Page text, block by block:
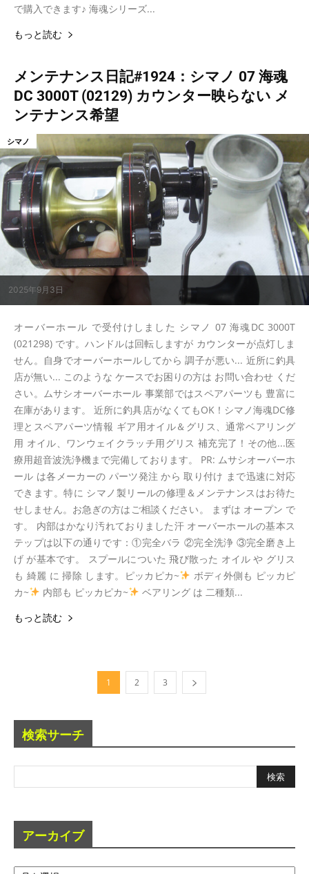
で購入できます♪ 海魂シリーズ...
もっと読む
メンテナンス日記#1924：シマノ 07 海魂
DC 3000T (02129) カウンター映らない メ
ンテナンス希望
2025年9月3日
シマノ
オーバーホール で受付けしました シマノ 07 海魂DC 3000T
(021298) です。ハンドルは回転しますが カウンターが点灯しま
せん。自身でオーバーホールしてから 調子が悪い... 近所に釣具
店が無い... このような ケースでお困りの方は お問い合わせ くだ
さい。ムサシオーバーホール 事業部ではスペアパーツも 豊富に
在庫があります。 近所に釣具店がなくてもOK！シマノ海魂DC修
理とスペアパーツ情報 ギア用オイル＆グリス、通常ベアリング
用 オイル、ワンウェイクラッチ用グリス 補充完了！その他...医
療用超音波洗浄機まで完備しております。 PR: ムサシオーバーホ
ール は各メーカーの パーツ発注 から 取り付け まで迅速に対応
できます。特に シマノ製リールの修理＆メンテナンスはお待た
せしません。お急ぎの方はご相談ください。 まずは オープン で
す。 内部はかなり汚れておりました汗 オーバーホールの基本ス
テップは以下の通りです：①完全バラ ②完全洗浄 ③完全磨き上
げ が基本です。 スプールについた 飛び散った オイル や グリス
も 綺麗 に 掃除 します。ピッカピカ~
ボディ外側も ピッカピ
カ~
内部も ピッカピカ~ ベアリング は 二種類...
もっと読む
1 2 3
検索サーチ
アーカイブ
ア